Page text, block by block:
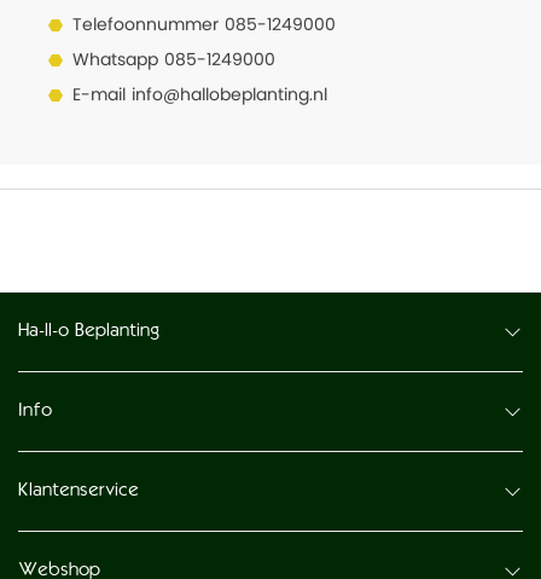
Telefoonnummer 085-1249000
Whatsapp 085-1249000
E-mail info@hallobeplanting.nl
Ha-ll-o Beplanting
Info
Klantenservice
Webshop